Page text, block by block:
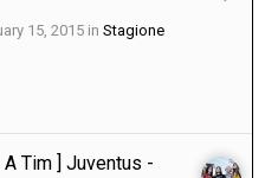
15, 2015 in Stagione
A Tim ] Juventus -